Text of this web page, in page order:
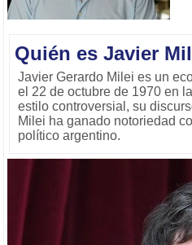
Quién es Javier
Javier Gerardo Milei es un
el 22 de octubre de 1970 en
estilo controversial, su
Milei ha ganado notoriedad
político argentino.